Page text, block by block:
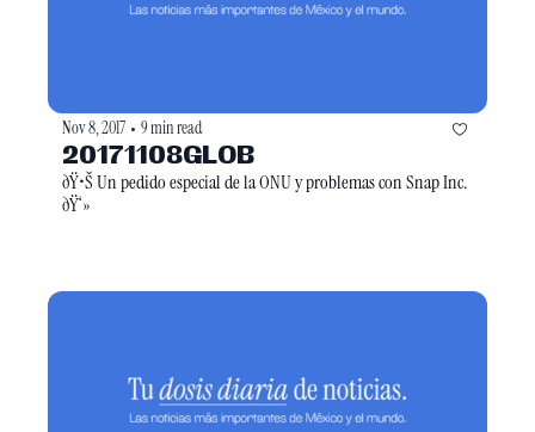
Nov 8, 2017 • 9 min read
20171108GLOB
ðŸ•Š Un pedido especial de la ONU y problemas con Snap Inc.
ðŸ‘»